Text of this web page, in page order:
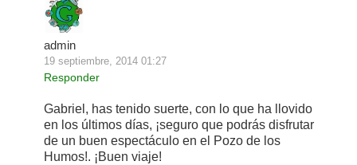
admin
19 septiembre, 2014 01:27
Responder
Gabriel, has tenido suerte, con lo que ha llovido
en los últimos días, ¡seguro que podrás disfrutar
de un buen espectáculo en el Pozo de los
Humos!. ¡Buen viaje!